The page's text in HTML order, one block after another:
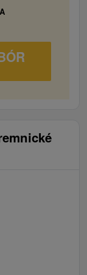
vodovod z
využitia
(nutná
konská farma,
zajazdiť a